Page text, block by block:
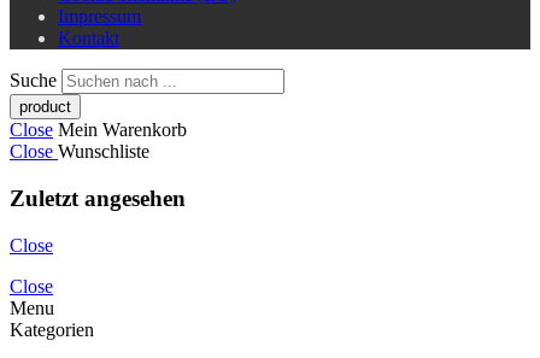
Impressum
Kontakt
Suche
Close Mein Warenkorb
Close Wunschliste
Zuletzt angesehen
Close
Close
Menu
Kategorien